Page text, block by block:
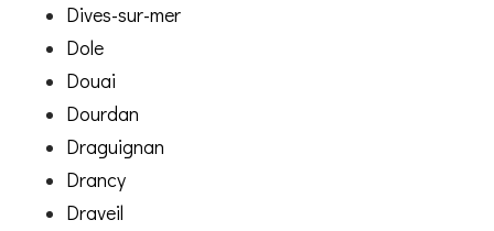
Dives-sur-mer
Dole
Douai
Dourdan
Draguignan
Drancy
Draveil